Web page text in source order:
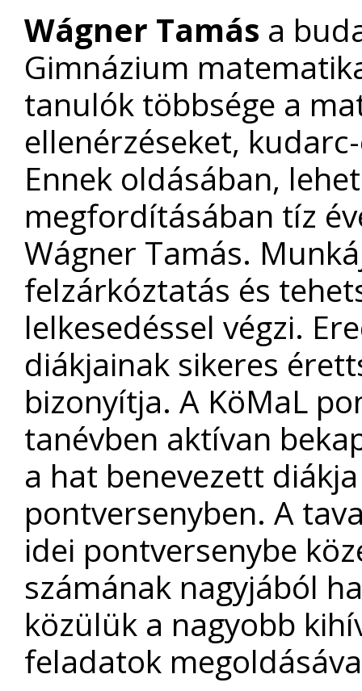
Wágner Tamás a
Gimnázium
tanulók többsége a
ellenérzéseket,
Ennek oldásában,
megfordításában tíz
Wágner Tamás.
felzárkóztatás és
lelkesedéssel végzi.
diákjainak sikeres
bizonyítja. A KöMaL
tanévben aktívan
a hat benevezett
pontversenyben. A
idei pontversenybe
számának nagyjából
közülük a nagyobb
feladatok